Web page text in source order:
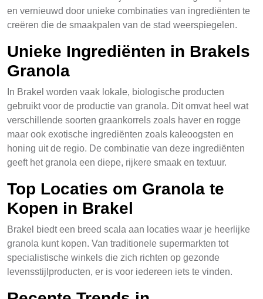
en vernieuwd door unieke combinaties van ingrediënten te
creëren die de smaakpalen van de stad weerspiegelen.
Unieke Ingrediënten in Brakels
Granola
In Brakel worden vaak lokale, biologische producten
gebruikt voor de productie van granola. Dit omvat heel wat
verschillende soorten graankorrels zoals haver en rogge
maar ook exotische ingrediënten zoals kaleoogsten en
honing uit de regio. De combinatie van deze ingrediënten
geeft het granola een diepe, rijkere smaak en textuur.
Top Locaties om Granola te
Kopen in Brakel
Brakel biedt een breed scala aan locaties waar je heerlijke
granola kunt kopen. Van traditionele supermarkten tot
specialistische winkels die zich richten op gezonde
levensstijlproducten, er is voor iedereen iets te vinden.